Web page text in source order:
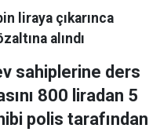
liraya çıkarınca
alındı
sahiplerine ders
800 liradan 5
polis tarafından